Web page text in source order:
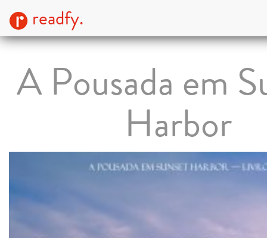
readfy.
A Pousada em
Harbor